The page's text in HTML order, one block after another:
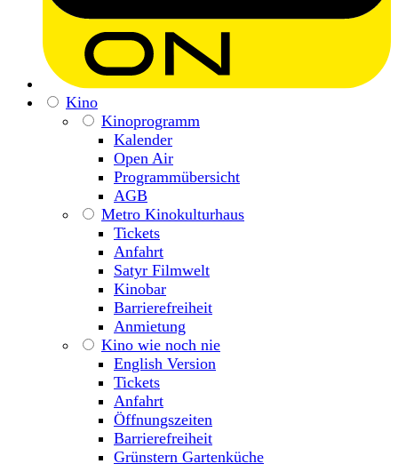
Kino
Kinoprogramm
Kalender
Open Air
Programmübersicht
AGB
Metro Kinokulturhaus
Tickets
Anfahrt
Satyr Filmwelt
Kinobar
Barrierefreiheit
Anmietung
Kino wie noch nie
English Version
Tickets
Anfahrt
Öffnungszeiten
Barrierefreiheit
Grünstern Gartenküche